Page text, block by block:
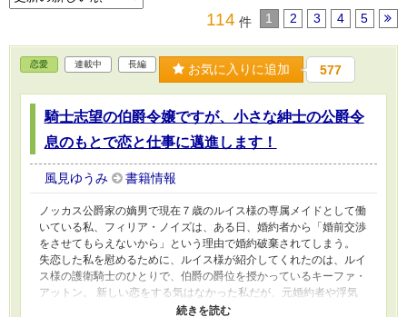
114 件 1 2 3 4 5
恋愛 連載中 長編 お気に入りに追加 577
騎士志望の伯爵令嬢ですが、小さな紳士の公爵令
息のもとで恋と仕事に邁進します！
風見ゆうみ 書籍情報
ノッカス公爵家の嫡男で現在７歳のルイス様の専属メイドとして働
いている私、フィリア・ノイズは、ある日、婚約者から「婚前交渉
をさせてもらえないから」という理由で婚約破棄されてしまう。
失恋した私を慰めるために、ルイス様が紹介してくれたのは、ルイ
ス様の護衛騎士のひとりで、伯爵の爵位を授かっているキーファ・
アットン。 新しい恋をする気はなかった私だが、元婚約者や浮気
相手の女性に絡まれていくうち、アットンが気になり始め―― ※